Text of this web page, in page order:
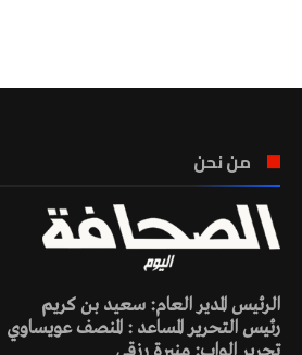
من نحن
الرئيس المدير العام: سعيد بن كريم
رئيس التحرير المساعد : المنصف عويساوي